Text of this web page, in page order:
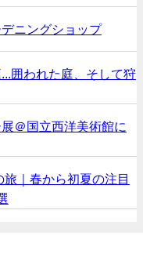
ニングショップ
囲われた庭、そして狩
＠国立西洋美術館に
｜春から初夏の注目